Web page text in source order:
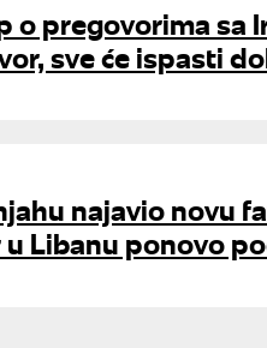
o pregovorima sa
sve će ispasti
najavio novu
u Libanu ponovo